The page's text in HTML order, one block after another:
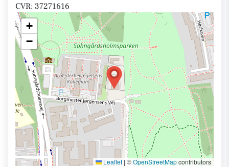
CVR: 37271616
+
−
Leaflet | ©OpenStreetMapcontributors